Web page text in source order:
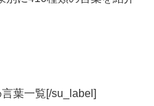
葉一覧[/su_label]